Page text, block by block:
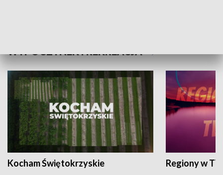
WYPOCZYNEK I REKREACJA
Kocham Świętokrzyskie Regiony w